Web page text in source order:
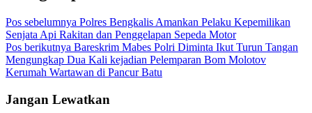
Pos sebelumnya Polres Bengkalis Amankan Pelaku Kepemilikan
Senjata Api Rakitan dan Penggelapan Sepeda Motor
Pos berikutnya Bareskrim Mabes Polri Diminta Ikut Turun Tangan
Mengungkap Dua Kali kejadian Pelemparan Bom Molotov
Kerumah Wartawan di Pancur Batu
Jangan Lewatkan